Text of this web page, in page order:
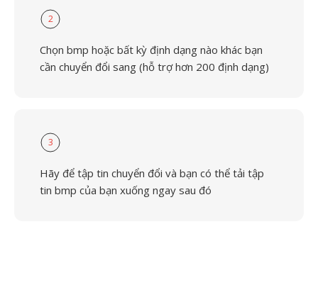
2
Chọn bmp hoặc bất kỳ định dạng nào khác bạn
cần chuyển đổi sang (hỗ trợ hơn 200 định dạng)
3
Hãy để tập tin chuyển đổi và bạn có thể tải tập
tin bmp của bạn xuống ngay sau đó